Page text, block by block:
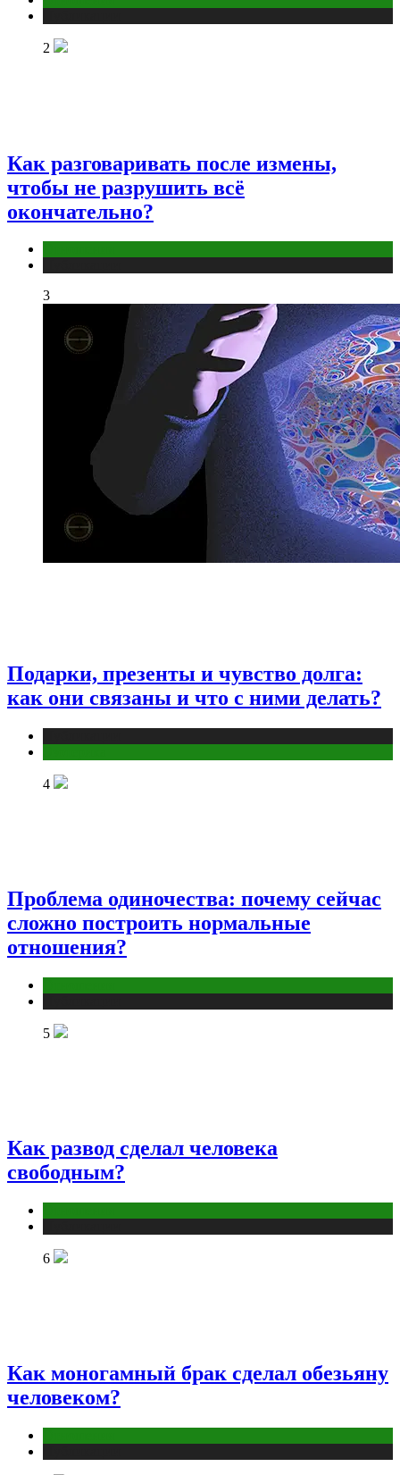
2
Как разговаривать после измены,
чтобы не разрушить всё
окончательно?
3
Подарки, презенты и чувство долга:
как они связаны и что с ними делать?
4
Проблема одиночества: почему сейчас
сложно построить нормальные
отношения?
5
Как развод сделал человека
свободным?
6
Как моногамный брак сделал обезьяну
человеком?